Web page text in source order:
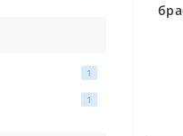
1
1